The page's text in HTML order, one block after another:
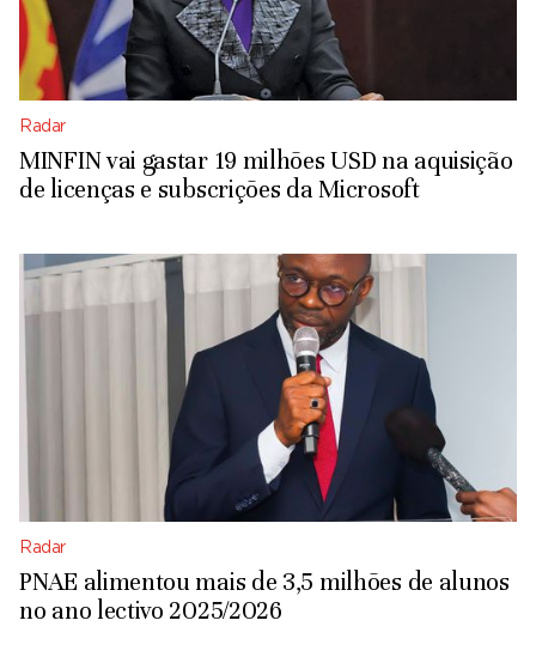
Radar
MINFIN vai gastar 19 milhões USD na aquisição
de licenças e subscrições da Microsoft
Radar
PNAE alimentou mais de 3,5 milhões de alunos
no ano lectivo 2025/2026